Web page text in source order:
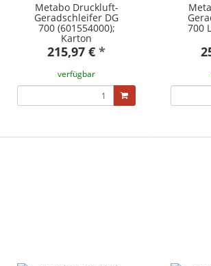
Metabo Druckluft-
Geradschleifer DG
700 (601554000);
Karton
215,97 € *
verfügbar
700